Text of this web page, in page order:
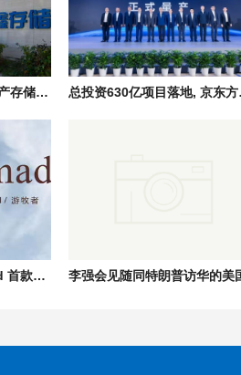
长鑫科技登陆科创板！国产存储芯片量产，助力存储产业链自主发展 总投资
小米澎程系列 SkyNomad 首款SUV新能源汽车预计7月底发布、8月正式上市